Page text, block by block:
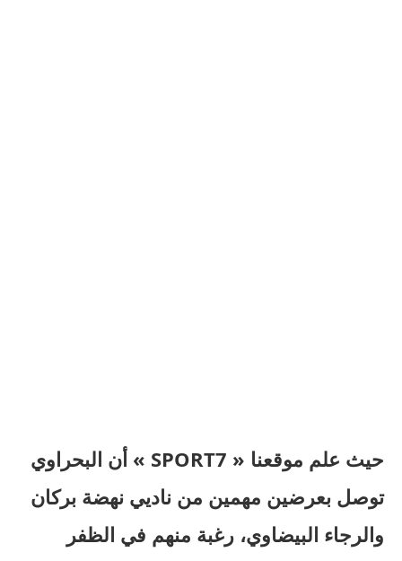
حيث علم موقعنا « SPORT7 » أن البحراوي
توصل بعرضين مهمين من ناديي نهضة بركان
والرجاء البيضاوي، رغبة منهم في الظفر